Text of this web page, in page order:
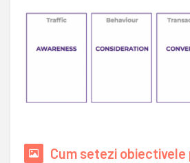
Cum setezi